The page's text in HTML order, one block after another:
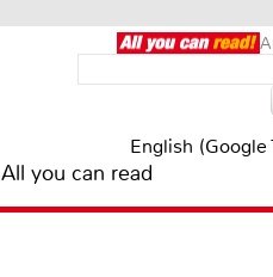
English (Google
All you can read